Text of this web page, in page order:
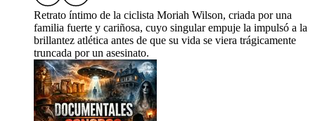
Retrato íntimo de la ciclista Moriah Wilson, criada por una
familia fuerte y cariñosa, cuyo singular empuje la impulsó a la
brillantez atlética antes de que su vida se viera trágicamente
truncada por un asesinato.